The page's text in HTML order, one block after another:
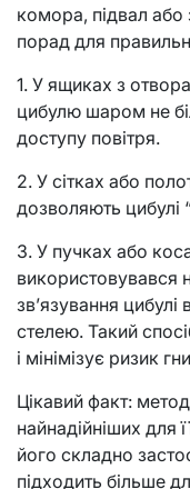
комора, підвал або
порад для
1. У ящиках з
цибулю шаром не
доступу повітря.
2. У сітках або
дозволяють цибулі
3. У пучках або
використовувався
зв’язування цибулі
стелею. Такий
і мінімізує ризик
Цікавий факт:
найнадійніших для
його складно
підходить більше